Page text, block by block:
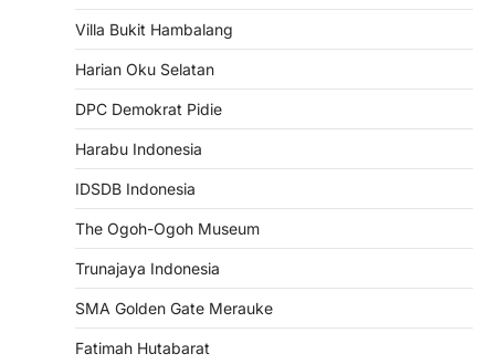
Villa Bukit Hambalang
Harian Oku Selatan
DPC Demokrat Pidie
Harabu Indonesia
IDSDB Indonesia
The Ogoh-Ogoh Museum
Trunajaya Indonesia
SMA Golden Gate Merauke
Fatimah Hutabarat